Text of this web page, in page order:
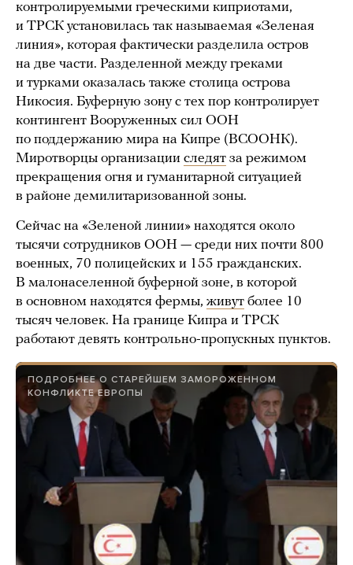
контролируемыми греческими киприотами,
и ТРСК установилась так называемая «Зеленая
линия», которая фактически разделила остров
на две части. Разделенной между греками
и турками оказалась также столица острова
Никосия. Буферную зону с тех пор контролирует
контингент Вооруженных сил ООН
по поддержанию мира на Кипре (ВСООНК).
Миротворцы организации следят за режимом
прекращения огня и гуманитарной ситуацией
в районе демилитаризованной зоны.
Сейчас на «Зеленой линии» находятся около
тысячи сотрудников ООН — среди них почти 800
военных, 70 полицейских и 155 гражданских.
В малонаселенной буферной зоне, в которой
в основном находятся фермы, живут более 10
тысяч человек. На границе Кипра и ТРСК
работают девять контрольно-пропускных пунктов.
ПОДРОБНЕЕ О СТАРЕЙШЕМ ЗАМОРОЖЕННОМ
КОНФЛИКТЕ ЕВРОПЫ